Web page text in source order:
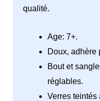
qualité.
Age: 7+.
Doux, adhère
Bout et
réglables.
Verres teintés